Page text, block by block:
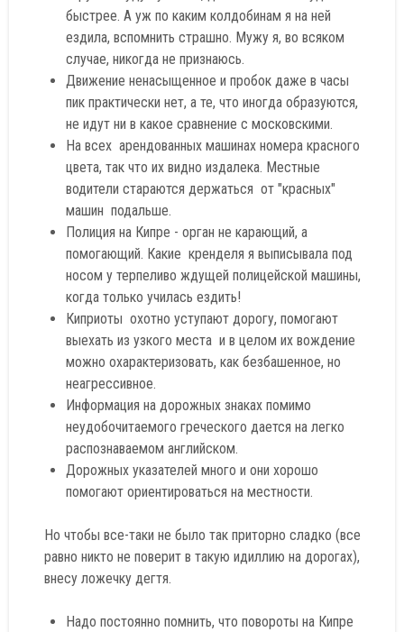
быстрее. А уж по каким колдобинам я на ней
ездила, вспомнить страшно. Мужу я, во всяком
случае, никогда не признаюсь.
Движение ненасыщенное и пробок даже в часы
пик практически нет, а те, что иногда образуются,
не идут ни в какое сравнение с московскими.
На всех арендованных машинах номера красного
цвета, так что их видно издалека. Местные
водители стараются держаться от "красных"
машин подальше.
Полиция на Кипре - орган не карающий, а
помогающий. Какие кренделя я выписывала под
носом у терпеливо ждущей полицейской машины,
когда только училась ездить!
Киприоты охотно уступают дорогу, помогают
выехать из узкого места и в целом их вождение
можно охарактеризовать, как безбашенное, но
неагрессивное.
Информация на дорожных знаках помимо
неудобочитаемого греческого дается на легко
распознаваемом английском.
Дорожных указателей много и они хорошо
помогают ориентироваться на местности.
Но чтобы все-таки не было так приторно сладко (все
равно никто не поверит в такую идиллию на дорогах),
внесу ложечку дегтя.
Надо постоянно помнить, что повороты на Кипре